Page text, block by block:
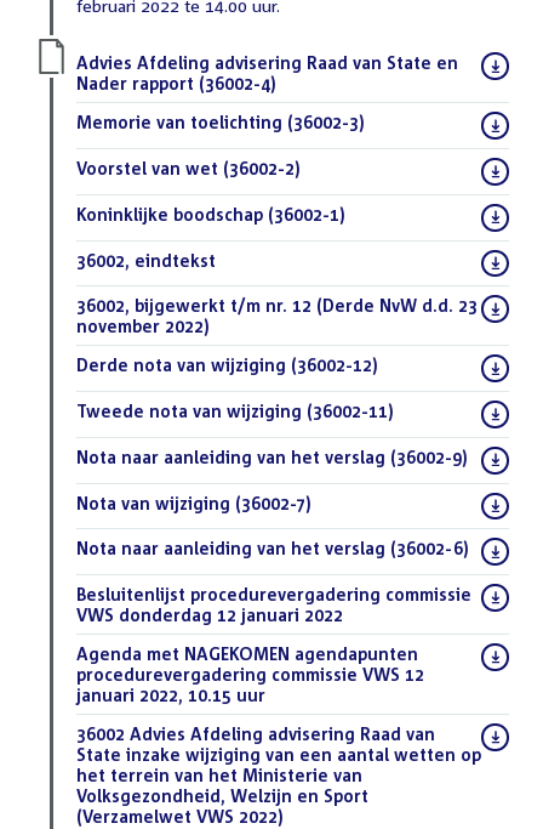
februari 2022 te 14.00 uur.
Download
bestand:
Advies Afdeling advisering Raad van State en
Nader rapport (36002-4)
Download
bestand:
Memorie van toelichting (36002-3)
Download
Voorstel van wet (36002-2)
Download
Koninklijke boodschap (36002-1)
Download
bestand:
36002, eindtekst
Download
bestand:
36002, bijgewerkt t/m nr. 12 (Derde NvW d.d. 23
november 2022)
Download
bestand:
Derde nota van wijziging (36002-12)
Download
Tweede nota van wijziging (36002-11)
Download
Nota naar aanleiding van het verslag (36002-9) (PDF)
Download
bestand:
Nota van wijziging (36002-7)
Download
bestand:
Nota naar aanleiding van het verslag (36002-6) (PDF)
Download
bestand:
Besluitenlijst procedurevergadering commissie
VWS donderdag 12 januari 2022
Download
bestand:
Agenda met NAGEKOMEN agendapunten
procedurevergadering commissie VWS 12
januari 2022, 10.15 uur
Download
bestand:
36002 Advies Afdeling advisering Raad van
State inzake wijziging van een aantal wetten op
het terrein van het Ministerie van
Volksgezondheid, Welzijn en Sport
(Verzamelwet VWS 2022)